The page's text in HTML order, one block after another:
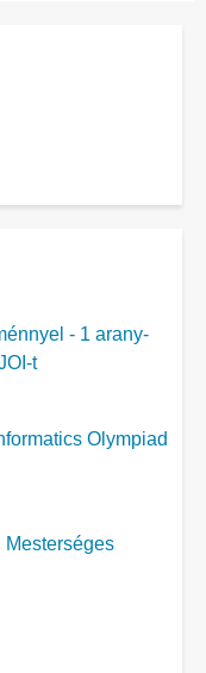
- 1 arany-
t
Olympiad
Mesterséges